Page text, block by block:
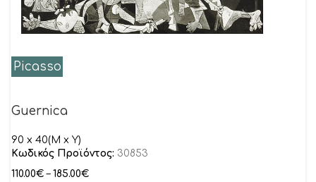
Picasso
Guernica
90 x 40(M x Y)
Κωδικός Προϊόντος: 30853
110.00€ – 185.00€